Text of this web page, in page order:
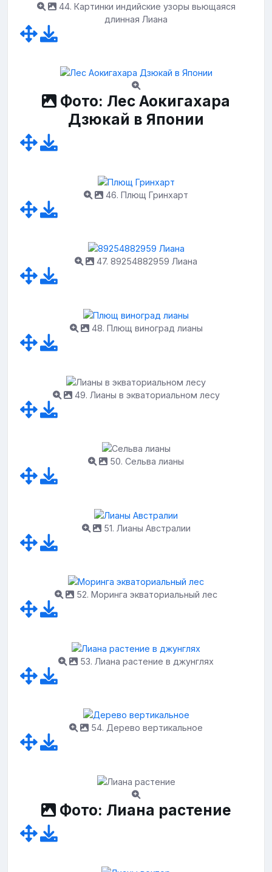
44. Картинки индийские узоры вьющаяся
длинная Лиана
Фото: Лес Аокигахара
Дзюкай в Японии
46. Плющ Гринхарт
47. 89254882959 Лиана
48. Плющ виноград лианы
49. Лианы в экваториальном лесу
50. Сельва лианы
51. Лианы Австралии
52. Моринга экваториальный лес
53. Лиана растение в джунглях
54. Дерево вертикальное
Фото: Лиана растение